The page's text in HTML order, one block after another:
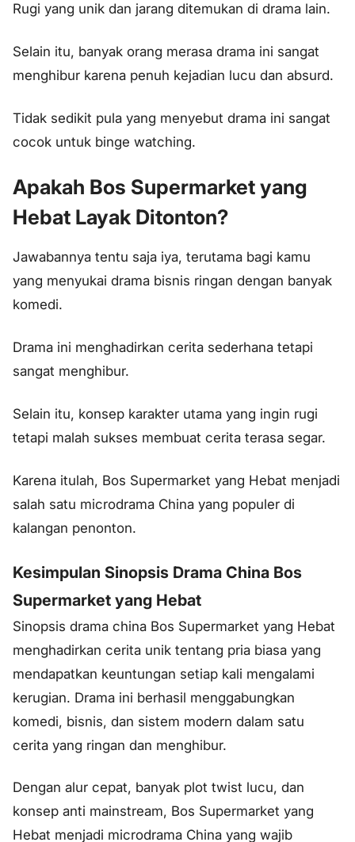
Rugi yang unik dan jarang ditemukan di drama lain.
Selain itu, banyak orang merasa drama ini sangat
menghibur karena penuh kejadian lucu dan absurd.
Tidak sedikit pula yang menyebut drama ini sangat
cocok untuk binge watching.
Apakah Bos Supermarket yang
Hebat Layak Ditonton?
Jawabannya tentu saja iya, terutama bagi kamu
yang menyukai drama bisnis ringan dengan banyak
komedi.
Drama ini menghadirkan cerita sederhana tetapi
sangat menghibur.
Selain itu, konsep karakter utama yang ingin rugi
tetapi malah sukses membuat cerita terasa segar.
Karena itulah, Bos Supermarket yang Hebat menjadi
salah satu microdrama China yang populer di
kalangan penonton.
Kesimpulan Sinopsis Drama China Bos
Supermarket yang Hebat
Sinopsis drama china Bos Supermarket yang Hebat
menghadirkan cerita unik tentang pria biasa yang
mendapatkan keuntungan setiap kali mengalami
kerugian. Drama ini berhasil menggabungkan
komedi, bisnis, dan sistem modern dalam satu
cerita yang ringan dan menghibur.
Dengan alur cepat, banyak plot twist lucu, dan
konsep anti mainstream, Bos Supermarket yang
Hebat menjadi microdrama China yang wajib